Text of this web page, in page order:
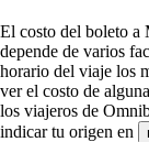
El costo del boleto a
depende de varios
horario del viaje los
ver el costo de
los viajeros de
indicar tu origen en